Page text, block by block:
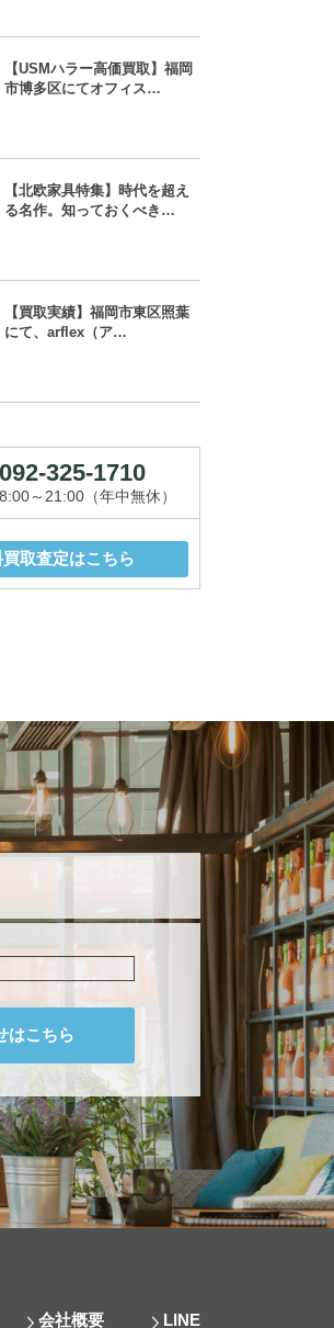
【USMハラー高価買取】福岡
市博多区にてオフィス…
【北欧家具特集】時代を超え
る名作。知っておくべき…
【買取実績】福岡市東区照葉
にて、arflex（ア…
092-325-1710
～21:00（年中無休）
取査定はこちら
はこちら
会社概要 LINE